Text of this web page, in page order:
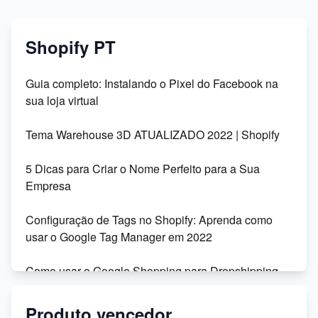
Shopify PT
Guia completo: Instalando o Pixel do Facebook na
sua loja virtual
Tema Warehouse 3D ATUALIZADO 2022 | Shopify
5 Dicas para Criar o Nome Perfeito para a Sua
Empresa
Configuração de Tags no Shopify: Aprenda como
usar o Google Tag Manager em 2022
Como usar o Google Shopping para Dropshipping